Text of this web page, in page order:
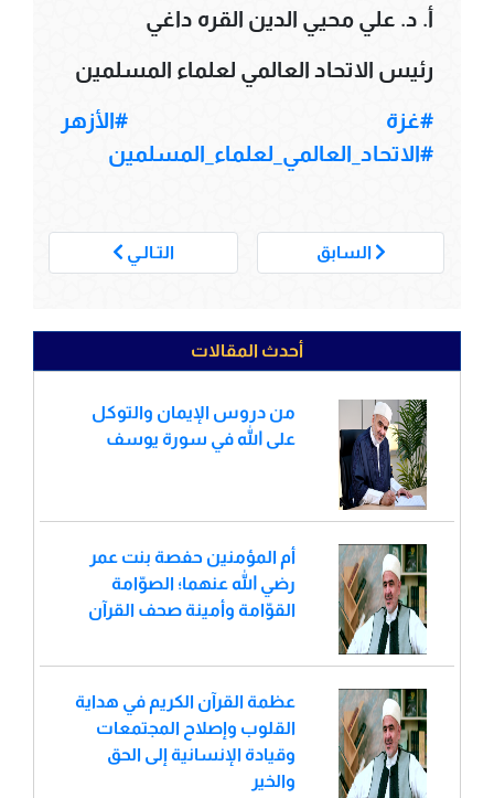
أ. د. علي محيي الدين القره داغي
رئيس الاتحاد العالمي لعلماء المسلمين
#غزة
#الأزهر
#الاتحاد_العالمي_لعلماء_المسلمين
السابق التـالـي
أحدث المقالات
من دروس الإيمان والتوكل
على الله في سورة يوسف
أم المؤمنين حفصة بنت عمر
رضي الله عنهما؛ الصوّامة
القوّامة وأمينة صحف القرآن
عظمة القرآن الكريم في هداية
القلوب وإصلاح المجتمعات
وقيادة الإنسانية إلى الحق
والخير